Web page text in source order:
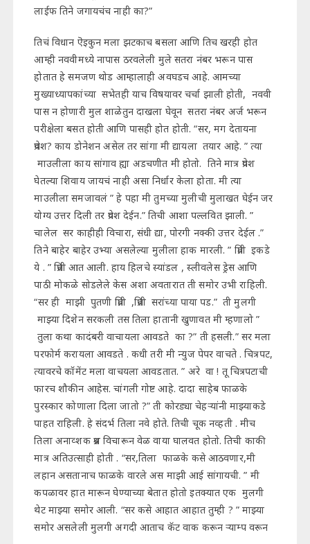
लाईफ तिने जगायचंच नाही का?”
तिचं विधान ऎइकुन मला झटकाच बसला आणि तिच खरही होत
आम्ही नववीमध्ये नापास ठरवलेली मुले सतरा नंबर भरून पास
होतात हे समजण थोड आम्हालाही अवघडच आहे. आमच्या
मुख्याध्यापकांच्या सभेतही याच विषयावर चर्चा झाली होती, नववी
पास न होणारी मुल शाळेतुन दाखला घेवून सतरा नंबर अर्ज भरून
परीक्षेला बसत होती आणि पासही होत होती. “सर, मग देतायना
प्रवेश? काय डोनेशन असेल तर सांगा मी द्यायला तयार आहे. ” त्या
माउलीला काय सांगाव ह्या अडचणीत मी होतो. तिने मात्र प्रवेश
घेतल्या शिवाय जायचं नाही असा निर्धार केला होता. मी त्या
माउलीला समजावलं ” हे पहा मी तुमच्या मुलीची मुलाखत घेईन जर
योग्य उत्तर दिली तर प्रवेश देईन.” तिची आशा पल्लवित झाली. ”
चालेल सर काहीही विचारा, संधी द्या, पोरगी नक्की उत्तर देईल .”
तिने बाहेर बाहेर उभ्या असलेल्या मुलीला हाक मारली. ” प्रिती इकडे
ये . ” प्रिती आत आली. हाय हिलचे स्यांडल , स्लीवलेस ड्रेस आणि
पाठी मोकळे सोडलेले केस अशा अवतारात ती समोर उभी राहिली.
“सर ही माझी पुतणी प्रिती ,प्रिती सरांच्या पाया पड.” ती मुलगी
माझ्या दिशेन सरकली तस तिला हातानी खुणावत मी म्हणालो ”
तुला कथा कादंबरी वाचायला आवडते का ?” ती हसली.” सर मला
परफोर्म करायला आवडते . कधी तरी मी न्युज पेपर वाचते . चित्रपट,
त्यावरचे कॉमेंट मला वाचयला आवडतात. ” अरे वा ! तू चित्रपटाची
फारच शौकीन आहेस. चांगली गोष्ट आहे. दादा साहेब फाळके
पुरस्कार कोणाला दिला जातो ?” ती कोरड्या चेहऱ्यांनी माझ्याकडे
पाहत राहिली. हे संदर्भ तिला नवे होते. तिची चूक नव्हती . मीच
तिला अनाव्शक प्रश्न विचारून वेळ वाया घालवत होतो. तिची काकी
मात्र अतिउत्साही होती . “सर,तिला फाळके कसे आठवणार,मी
लहान असतानाच फाळके वारले अस माझी आई सांगायची. ” मी
कपळावर हात मारून घेण्याच्या बेतात होतो इतक्यात एक मुलगी
थेट माझ्या समोर आली. “सर कसे आहात आहात तुम्ही ? ” माझ्या
समोर असलेली मुलगी अगदी आताच कॅट वाक करून ऱ्याम्प वरून